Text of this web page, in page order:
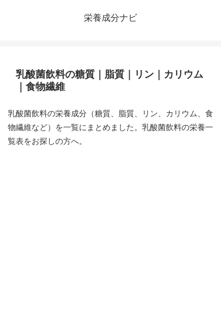
栄養成分ナビ
乳酸菌飲料の糖質｜脂質｜リン｜カリウム
｜食物繊維
乳酸菌飲料の栄養成分（糖質、脂質、リン、カリウム、食
物繊維など）を一覧にまとめました。乳酸菌飲料の栄養一
覧表をお探しの方へ。